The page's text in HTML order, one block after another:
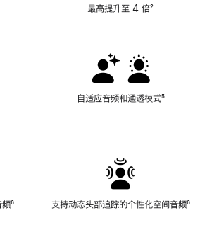
频脚
⁶
最高提升至 4 倍脚
²
自适应音频和通透模式脚
⁵
支持动态头部追踪的个性化空间音频脚
⁶